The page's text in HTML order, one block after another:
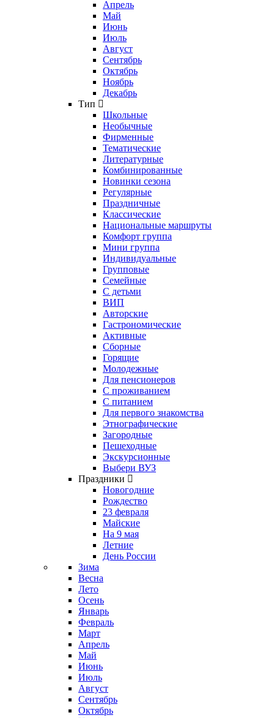
Апрель
Май
Июнь
Июль
Август
Сентябрь
Октябрь
Ноябрь
Декабрь
Тип
Школьные
Необычные
Фирменные
Тематические
Литературные
Комбинированные
Новинки сезона
Регулярные
Праздничные
Классические
Национальные маршруты
Комфорт группа
Мини группа
Индивидуальные
Групповые
Семейные
С детьми
ВИП
Авторские
Гастрономические
Активные
Сборные
Горящие
Молодежные
Для пенсионеров
С проживанием
С питанием
Для первого знакомства
Этнографические
Загородные
Пешеходные
Экскурсионные
Выбери ВУЗ
Праздники
Новогодние
Рождество
23 февраля
Майские
На 9 мая
Летние
День России
Зима
Весна
Лето
Осень
Январь
Февраль
Март
Апрель
Май
Июнь
Июль
Август
Сентябрь
Октябрь